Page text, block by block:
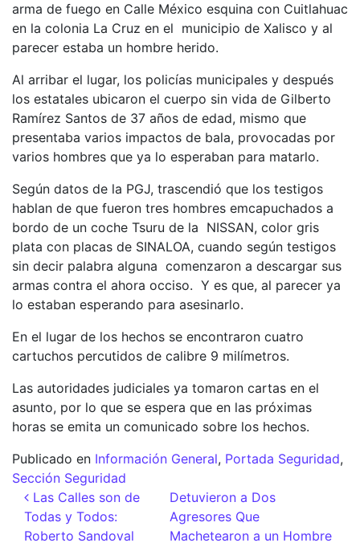
arma de fuego en Calle México esquina con Cuitlahuac
en la colonia La Cruz en el municipio de Xalisco y al
parecer estaba un hombre herido.
Al arribar el lugar, los policías municipales y después
los estatales ubicaron el cuerpo sin vida de Gilberto
Ramírez Santos de 37 años de edad, mismo que
presentaba varios impactos de bala, provocadas por
varios hombres que ya lo esperaban para matarlo.
Según datos de la PGJ, trascendió que los testigos
hablan de que fueron tres hombres emcapuchados a
bordo de un coche Tsuru de la NISSAN, color gris
plata con placas de SINALOA, cuando según testigos
sin decir palabra alguna comenzaron a descargar sus
armas contra el ahora occiso. Y es que, al parecer ya
lo estaban esperando para asesinarlo.
En el lugar de los hechos se encontraron cuatro
cartuchos percutidos de calibre 9 milímetros.
Las autoridades judiciales ya tomaron cartas en el
asunto, por lo que se espera que en las próximas
horas se emita un comunicado sobre los hechos.
Publicado en Información General, Portada Seguridad,
Sección Seguridad
Navegación de entradas
Las Calles son de
Todas y Todos:
Roberto Sandoval
Detuvieron a Dos
Agresores Que
Machetearon a un Hombre